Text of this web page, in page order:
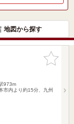
地図から探す
お気に入
りに追加
973m
市内より約15分、九州